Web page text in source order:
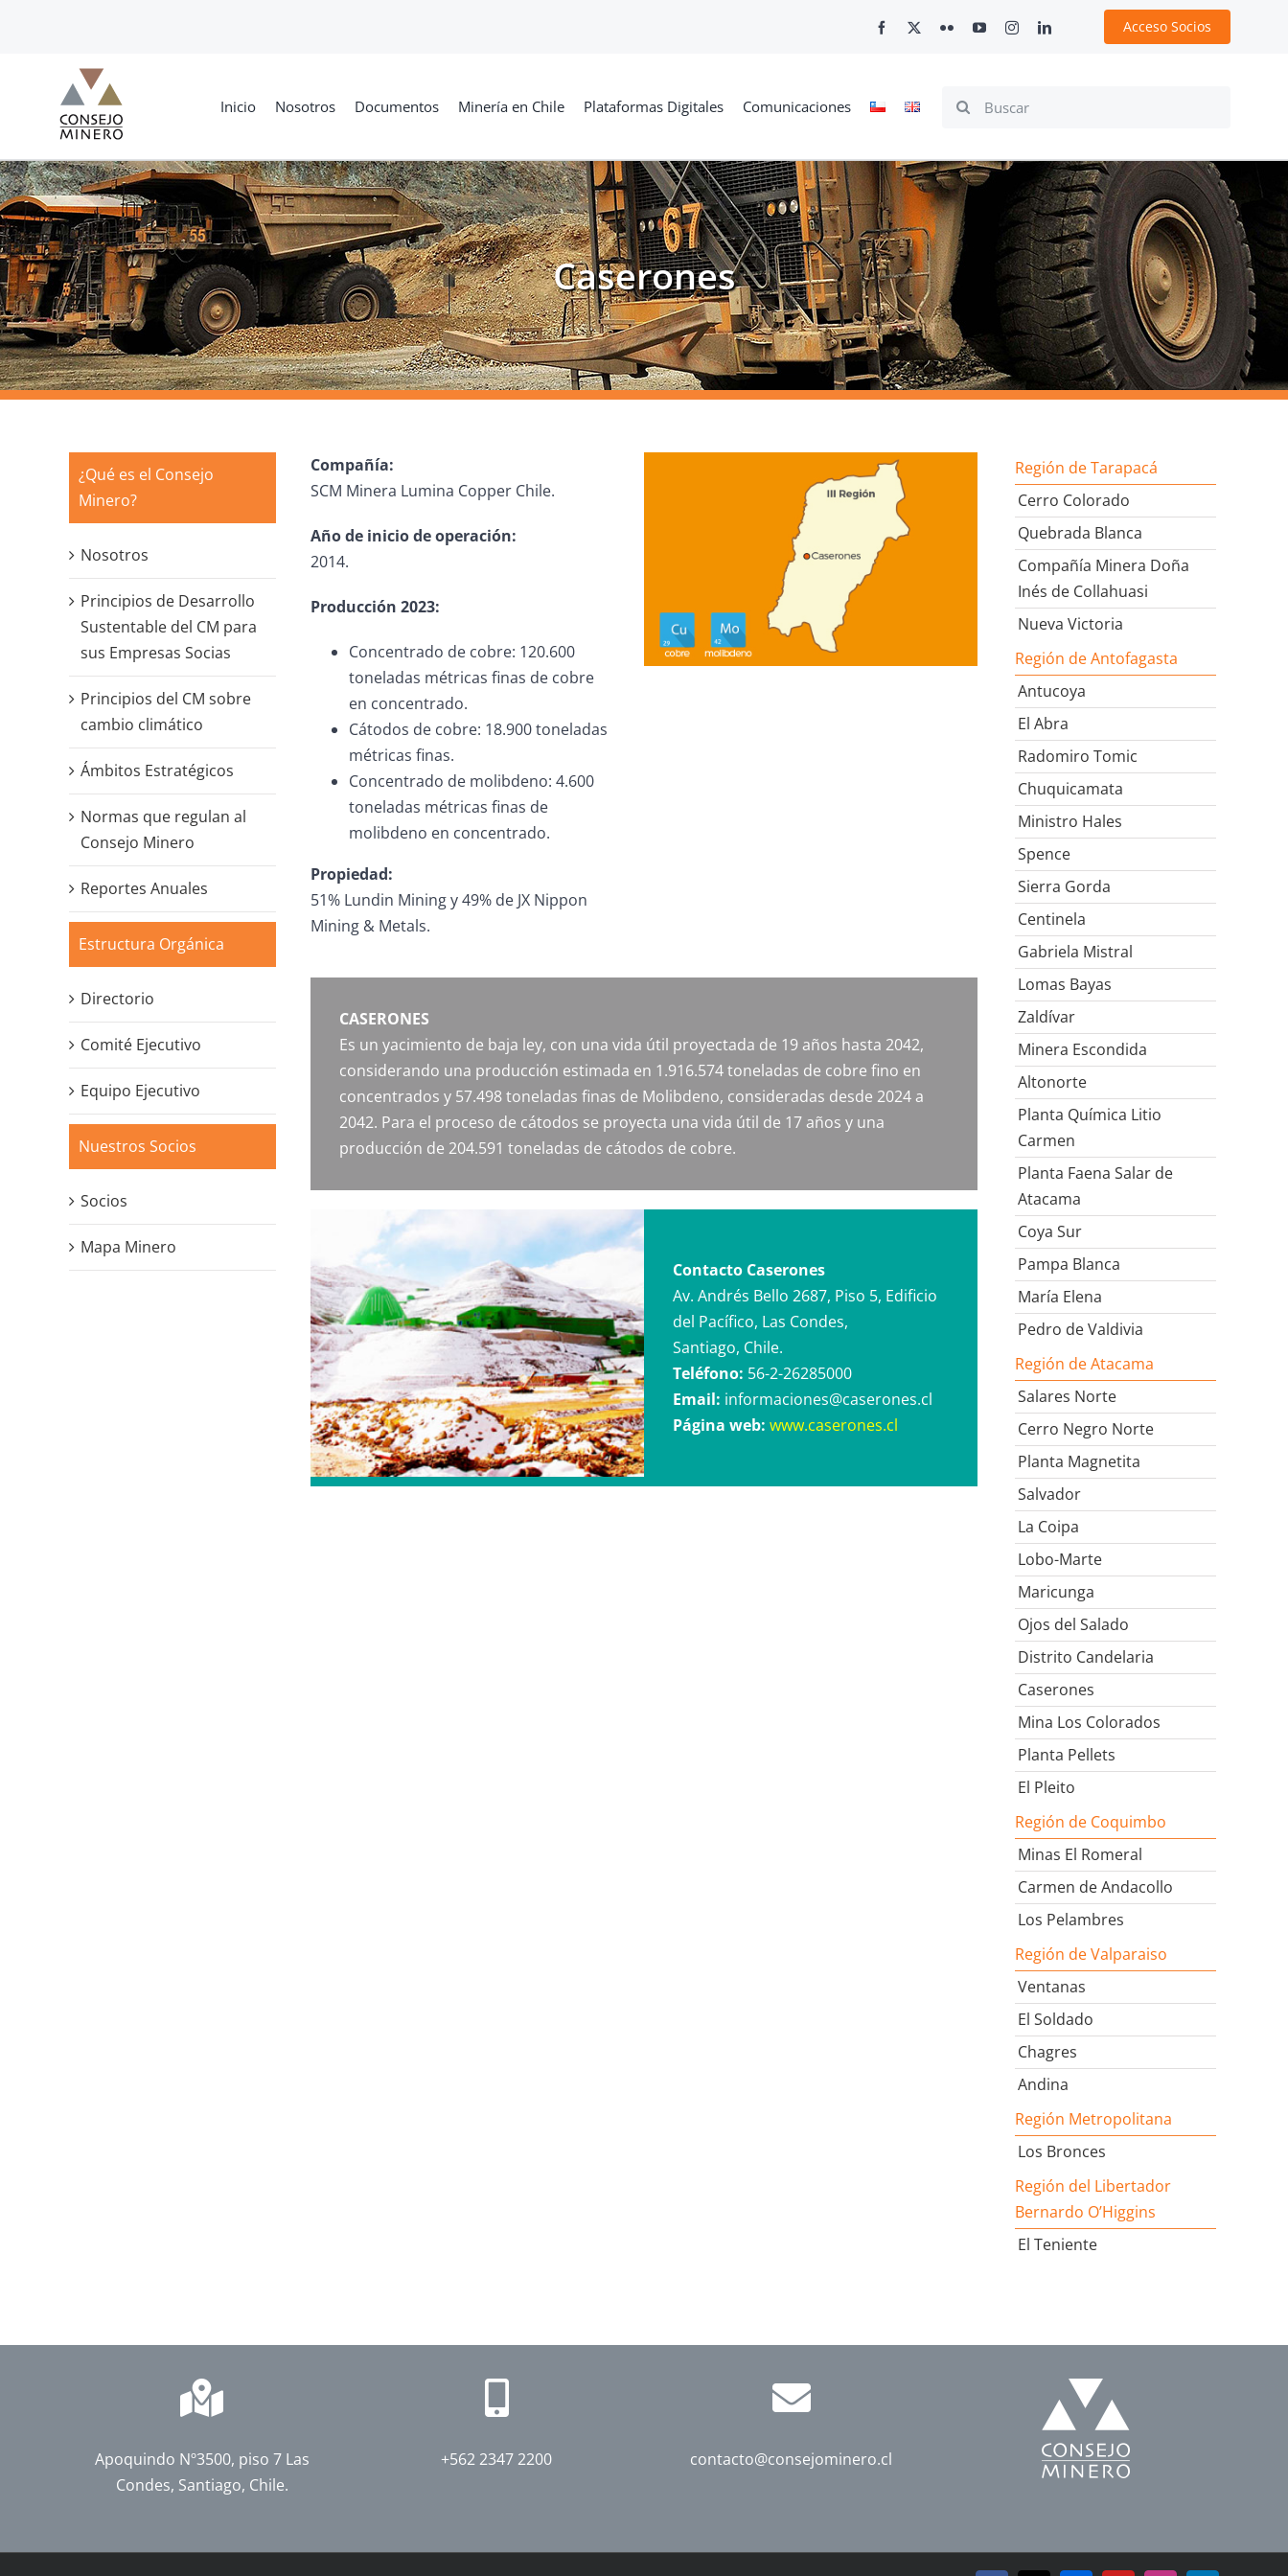
Acceso Socios
Inicio Nosotros Documentos Minería en Chile Plataformas Digitales Comunicaciones
Search
Caserones
Compañía:
SCM Minera Lumina Copper Chile.
Año de inicio de operación:
2014.
Producción 2023:
Concentrado de cobre: 120.600
toneladas métricas finas de cobre
en concentrado.
Cátodos de cobre: 18.900 toneladas
métricas finas.
Concentrado de molibdeno: 4.600
toneladas métricas finas de
molibdeno en concentrado.
Propiedad:
51% Lundin Mining y 49% de JX Nippon
Mining & Metals.
CASERONES
Es un yacimiento de baja ley, con una vida útil proyectada de 19 años hasta 2042,
considerando una producción estimada en 1.916.574 toneladas de cobre fino en
concentrados y 57.498 toneladas finas de Molibdeno, consideradas desde 2024 a
2042. Para el proceso de cátodos se proyecta una vida útil de 17 años y una
producción de 204.591 toneladas de cátodos de cobre.
Contacto Caserones
Av. Andrés Bello 2687, Piso 5, Edificio
del Pacífico, Las Condes,
Santiago, Chile.
Teléfono: 56-2-26285000
Email: informaciones@caserones.cl
Página web: www.caserones.cl
¿Qué es el Consejo
Minero?
Nosotros
Principios de Desarrollo
Sustentable del CM para
sus Empresas Socias
Principios del CM sobre
cambio climático
Ámbitos Estratégicos
Normas que regulan al
Consejo Minero
Reportes Anuales
Estructura Orgánica
Directorio
Comité Ejecutivo
Equipo Ejecutivo
Nuestros Socios
Socios
Mapa Minero
Región de Tarapacá
Cerro Colorado
Quebrada Blanca
Compañía Minera Doña
Inés de Collahuasi
Nueva Victoria
Región de Antofagasta
Antucoya
El Abra
Radomiro Tomic
Chuquicamata
Ministro Hales
Spence
Sierra Gorda
Centinela
Gabriela Mistral
Lomas Bayas
Zaldívar
Minera Escondida
Altonorte
Planta Química Litio
Carmen
Planta Faena Salar de
Atacama
Coya Sur
Pampa Blanca
María Elena
Pedro de Valdivia
Región de Atacama
Salares Norte
Cerro Negro Norte
Planta Magnetita
Salvador
La Coipa
Lobo-Marte
Maricunga
Ojos del Salado
Distrito Candelaria
Caserones
Mina Los Colorados
Planta Pellets
El Pleito
Región de Coquimbo
Minas El Romeral
Carmen de Andacollo
Los Pelambres
Región de Valparaiso
Ventanas
El Soldado
Chagres
Andina
Región Metropolitana
Los Bronces
Región del Libertador
Bernardo O’Higgins
El Teniente
Apoquindo Nº3500, piso 7 Las
Condes, Santiago, Chile.
+562 2347 2200 contacto@consejominero.cl